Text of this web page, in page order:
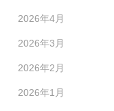
2026年4月
2026年3月
2026年2月
2026年1月